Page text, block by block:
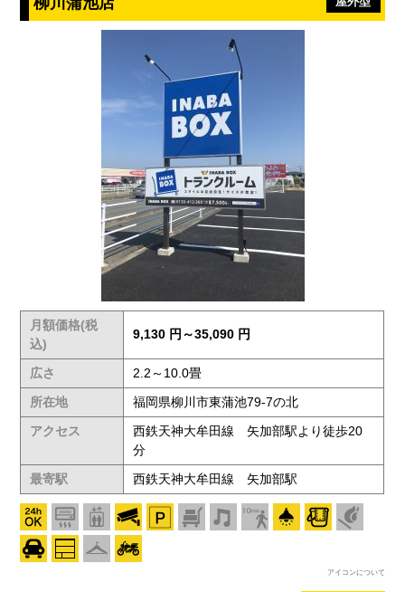
月額価格(税
込)
9,130 円～35,090 円
広さ
2.2～10.0畳
所在地
福岡県柳川市東蒲池79-7の北
アクセス
西鉄天神大牟田線 矢加部駅より徒歩20
分
最寄駅
西鉄天神大牟田線 矢加部駅
アイコンについて